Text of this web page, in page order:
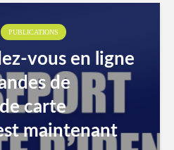
PUBLICATIONS
vous en ligne
de
carte
maintenant